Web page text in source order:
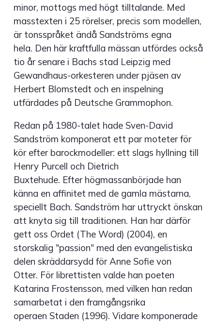
minor, mottogs med högt tilltalande. Med
masstexten i 25 rörelser, precis som modellen,
är tonsspråket ändå Sandströms egna
hela. Den här kraftfulla mässan utfördes också
tio år senare i Bachs stad Leipzig med
Gewandhaus-orkesteren under pjäsen av
Herbert Blomstedt och en inspelning
utfärdades på Deutsche Grammophon.
Redan på 1980-talet hade Sven-David
Sandström komponerat ett par moteter för
kör efter barockmodeller: ett slags hyllning till
Henry Purcell och Dietrich
Buxtehude. Efter högmassanbörjade han
känna en affinitet med de gamla mästarna,
speciellt Bach. Sandström har uttryckt önskan
att knyta sig till traditionen. Han har därför
gett oss Ordet (The Word) (2004), en
storskalig "passion" med den evangelistiska
delen skräddarsydd för Anne Sofie von
Otter. För librettisten valde han poeten
Katarina Frostensson, med vilken han redan
samarbetat i den framgångsrika
operaen Staden (1996). Vidare komponerade